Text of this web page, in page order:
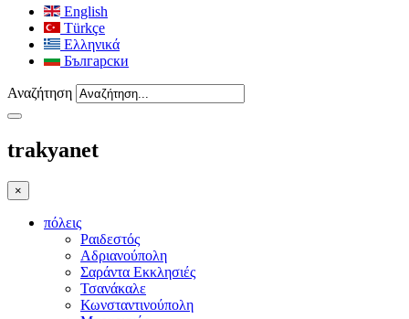
English
Türkçe
Ελληνικά
Български
Αναζήτηση
trakyanet
×
πόλεις
Ραιδεστός
Αδριανούπολη
Σαράντα Εκκλησιές
Τσανάκαλε
Κωνσταντινούπολη